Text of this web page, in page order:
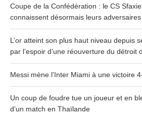
Coupe de la Confédération : le CS
connaissent désormais leurs adversaires
L’or atteint son plus haut niveau depuis
par l’espoir d’une réouverture du détroit
Messi mène l’Inter Miami à une victoire
Un coup de foudre tue un joueur et en
d’un match en Thaïlande